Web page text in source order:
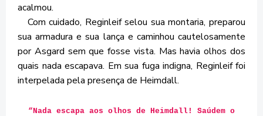
acalmou.
Com cuidado, Reginleif selou sua montaria, preparou
sua armadura e sua lança e caminhou cautelosamente
por Asgard sem que fosse vista. Mas havia olhos dos
quais nada escapava. Em sua fuga indigna, Reginleif foi
interpelada pela presença de Heimdall.
“ Nada escapa aos olhos de Heimdall! Saúdem o